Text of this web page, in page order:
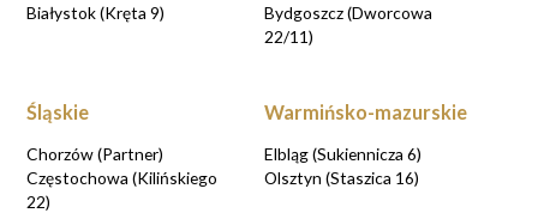
Białystok (Kręta 9)
Bydgoszcz (Dworcowa
22/11)
Śląskie
Chorzów (Partner)
Częstochowa (Kilińskiego
22)
Warmińsko-mazurskie
Elbląg (Sukiennicza 6)
Olsztyn (Staszica 16)